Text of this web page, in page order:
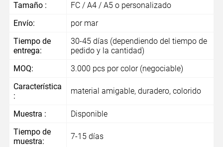
Tamaño :
FC / A4 / A5 o personalizado
Envío:
por mar
Tiempo de
entrega:
30-45 días (dependiendo del tiempo de
pedido y la cantidad)
MOQ:
3.000 pcs por color (negociable)
Característica
:
material amigable, duradero, colorido
Muestra :
Disponible
Tiempo de
muestra:
7-15 días